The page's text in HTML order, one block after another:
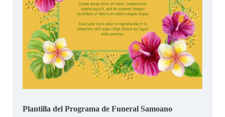
Plantilla del Programa de Funeral Samoano